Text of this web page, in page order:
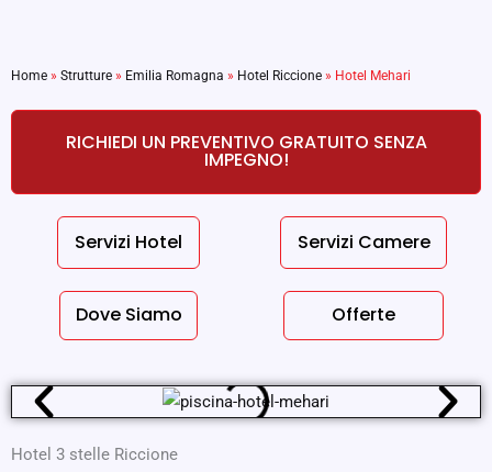
Home » Strutture » Emilia Romagna » Hotel Riccione » Hotel Mehari
RICHIEDI UN PREVENTIVO GRATUITO SENZA
IMPEGNO!
Servizi Hotel Servizi Camere
Dove Siamo Offerte
Hotel 3 stelle Riccione